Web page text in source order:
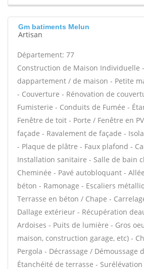
Gm batiments Melun
Artisan
Département: 77
Construction de Maison Individuelle
dappartement / de maison - Petite
- Couverture - Rénovation de
Fumisterie - Conduits de Fumée -
Fenêtre de toit - Porte / Fenêtre en
façade - Ravalement de façade -
- Plaque de plâtre - Faux plafond -
Installation sanitaire - Salle de bain
Cheminée - Pavé autobloquant -
béton - Ramonage - Escaliers
Terrasse en béton / Chape -
Dallage extérieur - Récupération
Ardoises - Puits de lumière - Gros
maison, construction garage, etc) -
Pergola - Décrassage / Démoussage
Étanchéité de terrasse -